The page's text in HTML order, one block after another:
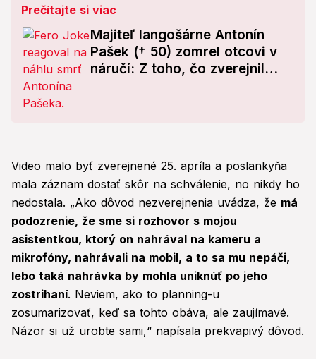
Prečítajte si viac
Majiteľ langošárne Antonín
Pašek († 50) zomrel otcovi v
náručí: Z toho, čo zverejnil
Video malo byť zverejnené 25. apríla a poslankyňa
mala záznam dostať skôr na schválenie, no nikdy ho
nedostala. „Ako dôvod nezverejnenia uvádza, že má
podozrenie, že sme si rozhovor s mojou
asistentkou, ktorý on nahrával na kameru a
mikrofóny, nahrávali na mobil, a to sa mu nepáči,
lebo taká nahrávka by mohla uniknúť po jeho
zostrihaní. Neviem, ako to planning-u
zosumarizovať, keď sa tohto obáva, ale zaujímavé.
Názor si už urobte sami,“ napísala prekvapivý dôvod.